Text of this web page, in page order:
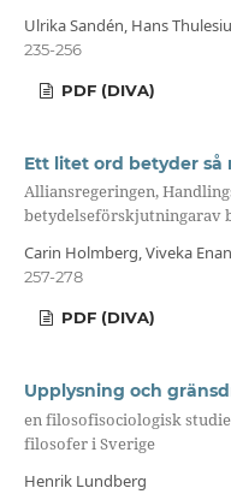
Ulrika Sandén, Hans
235-256
PDF (DIVA)
Ett litet ord betyder så
Alliansregeringen,
betydelseförskjutningarav
Carin Holmberg, Viveka
257-278
PDF (DIVA)
Upplysning och
en filosofisociologisk
filosofer i Sverige
Henrik Lundberg